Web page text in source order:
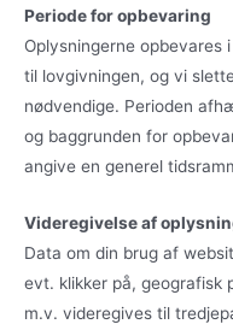
Periode for opbevaring
Oplysningerne opbevares
til lovgivningen, og vi
nødvendige. Perioden
og baggrunden for
angive en generel
Videregivelse af
Data om din brug af
evt. klikker på, geografisk
m.v. videregives til